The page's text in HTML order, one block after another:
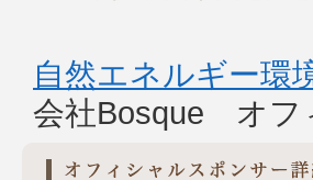
自然エネルギー環
会社Bosque オフ